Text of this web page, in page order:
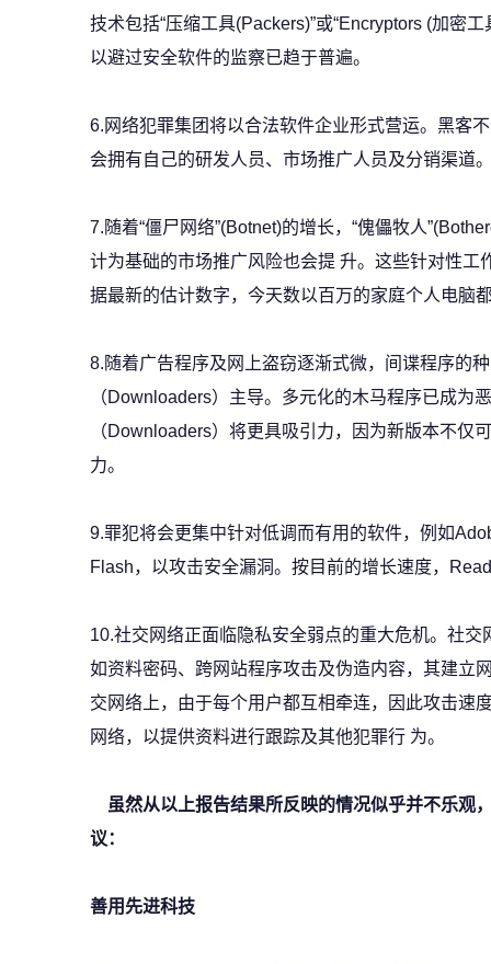
技术包括“压缩工具(Packers)”或“Encryptors (加密
以避过安全软件的监察已趋于普遍。
6.网络犯罪集团将以合法软件企业形式营运。黑客
会拥有自己的研发人员、市场推广人员及分销渠道
7.随着“僵尸网络”(Botnet)的增长，“傀儡牧人
计为基础的市场推广风险也会提 升。这些针对性工
据最新的估计数字，今天数以百万的家庭个人电脑
8.随着广告程序及网上盗窃逐渐式微，间谍程序的
（Downloaders）主导。多元化的木马程序已成为
（Downloaders）将更具吸引力，因为新版本不仅
力。
9.罪犯将会更集中针对低调而有用的软件，例如
Flash，以攻击安全漏洞。按目前的增长速度，
10.社交网络正面临隐私安全弱点的重大危机。社
如资料密码、跨网站程序攻击及伪造内容，其建立
交网络上，由于每个用户都互相牵连，因此攻击速
网络，以提供资料进行跟踪及其他犯罪行 为。
虽然从以上报告结果所反映的情况似乎并不乐观
议：
善用先进科技